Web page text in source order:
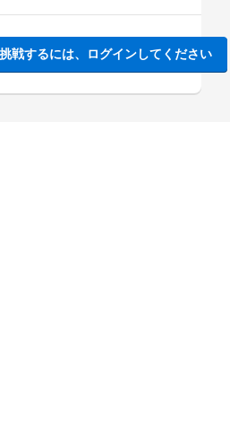
戦するには、ログインしてください